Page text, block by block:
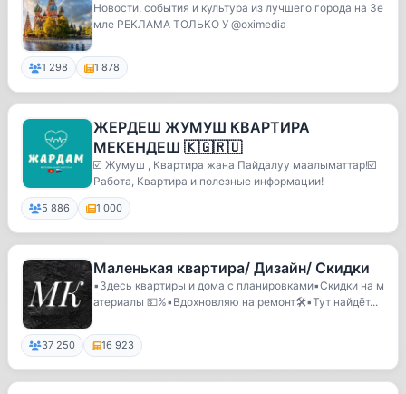
Новости, события и культура из лучшего города на Зе
мле РЕКЛАМА ТОЛЬКО У @oximedia
1 298 1 878
ЖЕРДЕШ ЖУМУШ КВАРТИРА
МЕКЕНДЕШ 🇰🇬🇷🇺
☑️ Жумуш , Квартира жана Пайдалуу маалыматтар!☑️
Работа, Квартира и полезные информации!
5 886 1 000
Маленькая квартира/ Дизайн/ Скидки
▪️Здесь квартиры и дома с планировками▪️Скидки на м
атериалы 💵%▪️Вдохновляю на ремонт🛠▪️Тут найдёт...
37 250 16 923